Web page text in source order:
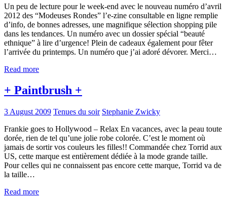
Un peu de lecture pour le week-end avec le nouveau numéro d’avril
2012 des “Modeuses Rondes” l’e-zine consultable en ligne remplie
d’info, de bonnes adresses, une magnifique sélection shopping pile
dans les tendances. Un numéro avec un dossier spécial “beauté
ethnique” à lire d’urgence! Plein de cadeaux également pour fêter
l’arrivée du printemps. Un numéro que j’ai adoré dévorer. Merci…
Read more
+ Paintbrush +
3 August 2009 Tenues du soir Stephanie Zwicky
Frankie goes to Hollywood – Relax En vacances, avec la peau toute
dorée, rien de tel qu’une jolie robe colorée. C’est le moment où
jamais de sortir vos couleurs les filles!! Commandée chez Torrid aux
US, cette marque est entièrement dédiée à la mode grande taille.
Pour celles qui ne connaissent pas encore cette marque, Torrid va de
la taille…
Read more